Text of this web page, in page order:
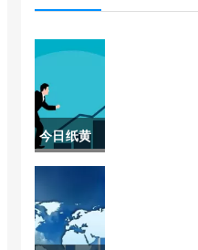
今日纸黄
金价格查
询(纸黄金
的最新价